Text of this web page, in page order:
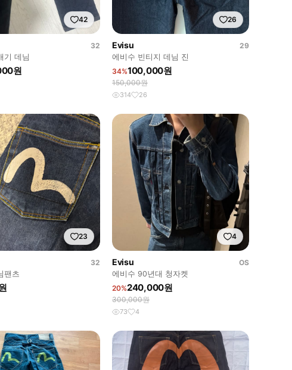
42
32
기 데님
원
26
Evisu
29
에비수 빈티지 데님 진
34%100,000원
150,000원
314 26
23
32
팬츠
4
Evisu
OS
에비수 90년대 청자켓
20%240,000원
300,000원
73 4